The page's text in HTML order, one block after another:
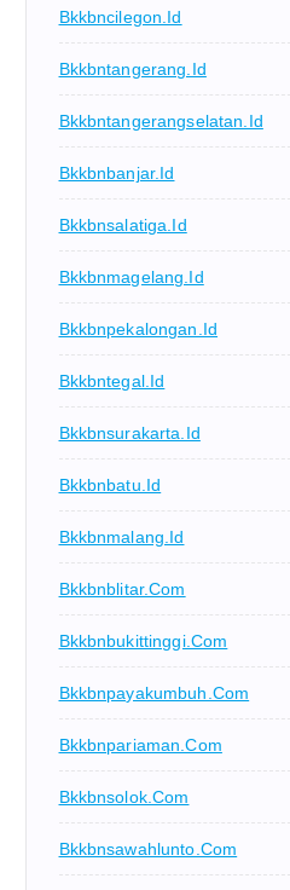
Bkkbncilegon.id
Bkkbntangerang.id
Bkkbntangerangselatan.id
Bkkbnbanjar.id
Bkkbnsalatiga.id
Bkkbnmagelang.id
Bkkbnpekalongan.id
Bkkbntegal.id
Bkkbnsurakarta.id
Bkkbnbatu.id
Bkkbnmalang.id
Bkkbnblitar.com
Bkkbnbukittinggi.com
Bkkbnpayakumbuh.com
Bkkbnpariaman.com
Bkkbnsolok.com
Bkkbnsawahlunto.com